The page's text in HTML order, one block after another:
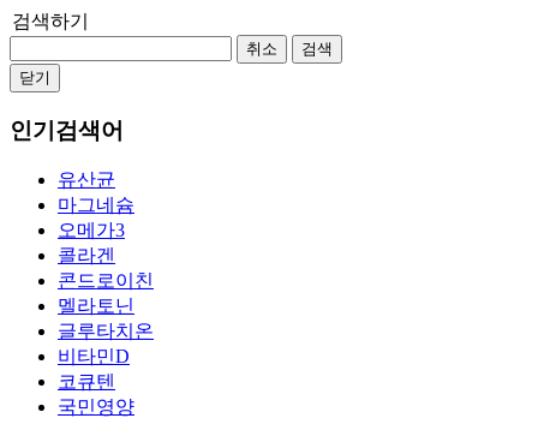
검색하기
취소
검색
닫기
인기검색어
유산균
마그네슘
오메가3
콜라겐
콘드로이친
멜라토닌
글루타치온
비타민D
코큐텐
국민영양